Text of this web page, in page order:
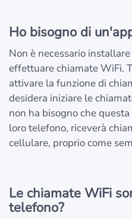
Ho bisogno di
Non è necessario
effettuare chiamate WiFi.
attivare la funzione di
desidera iniziare le
non ha bisogno che
loro telefono, riceverà
cellulare, proprio come
Le chiamate WiFi
telefono?